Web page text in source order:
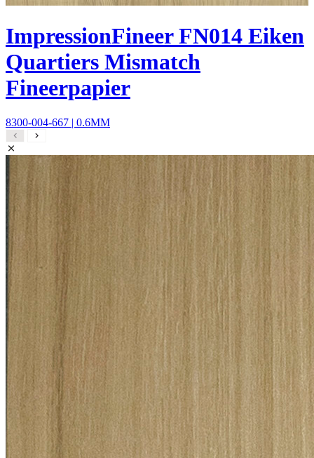
ImpressionFineer FN014 Eiken
Quartiers Mismatch
Fineerpapier
8300-004-667 | 0.6MM